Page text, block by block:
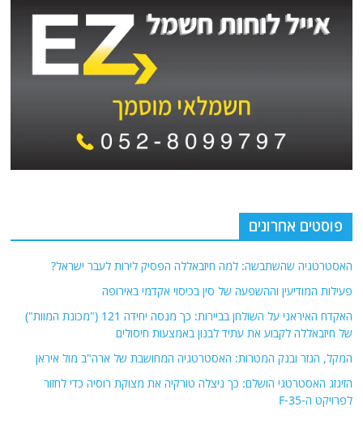
פוסטים אחרונים
האסטרטגיה שהשתבשה: למה חיזבאללה הפסיק לירות לעבר ישראל?
פעילות המודיעין וההשפעה של סין בכיסוי אקדמי באירופה
האקדח האיראני על השולחן בביירות: כך מנסה יחידה 121 ("מכונת המוות")
של חיזבאללה לקבוע את עתיד לבנון באמצעות חיסולים
המקל, הגזר ובנק המטרות: האסטרטגיה המחושבת של ארה"ב מול איראן
הזיגזג האסטרטגי הושלם: כך ניצלה טורקיה את מצוקת רוסיה כדי לחזור
לפרויקט ה-F-35